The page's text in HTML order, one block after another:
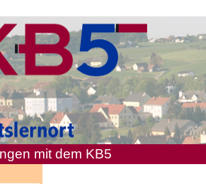
mit dem KB5